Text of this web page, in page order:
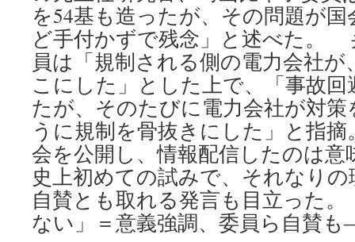
を54基も造ったが、その問題が
ど手付かずで残念」と述べた。
員は「規制される側の電力会社
こにした」とした上で、「事故
たが、そのたびに電力会社が対
うに規制を骨抜きにした」と指
会を公開し、情報配信したのは意
史上初めての試みで、それなり
自賛とも取れる発言も目立った
ない」＝意義強調、委員ら自賛